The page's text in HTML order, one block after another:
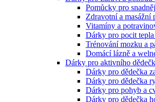
Pomůcky pro
Zdravotní a masážní
Vitamíny a
Dárky pro pocit tepla
Trénování mozku a
Domácí lázně a
Dárky pro aktivního
Dárky pro dědečka
Dárky pro dědečka
Dárky pro pohyb a
Dárky pro dědečka